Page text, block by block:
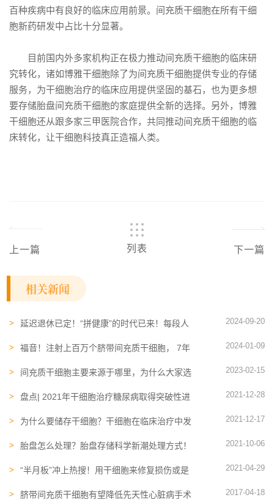
百种疾病中有良好的临床应用前景。间充质干细胞在所有干细
胞新药研发中占比十分显著。
目前国内外多家机构正在极力推动间充质干细胞的临床研
究转化，诸如博雅干细胞除了为间充质干细胞提供专业的存储
服务，为干细胞治疗的临床应用提供坚固的基石，也为更多想
要存储胎盘间充质干细胞的家庭提供全新的选择。另外，博雅
干细胞还从跟多家三甲医院合作，共同推动间充质干细胞的临
床转化，让干细胞科技真正造福人类。
上一篇 列表 下一篇
相关新闻
延迟退休已定！“拼健康”的时代已来！每段人
2024-09-20
福音！注射上百万个脐带间充质干细胞， 7年
2024-01-09
间充质干细胞主要来源于哪里，为什么大家选
2023-02-15
盘点| 2021年干细胞治疗糖尿病取得突破性进
2021-12-28
为什么要储存干细胞​？干细胞在临床治疗中发
2021-12-17
胎盘​怎么处理？胎盘存储科学新潮处理方式！ 2021-10-06
“半月板”冲上热搜！用干细胞来修复损伤或是
2021-04-29
脐带间充质干细胞有望降低先天性心脏病手术
2017-04-18